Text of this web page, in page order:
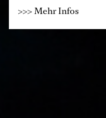
>>> Mehr Infos